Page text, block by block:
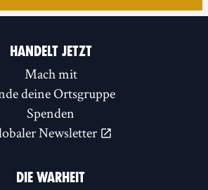
HANDELT JETZT
Mach mit
deine Ortsgruppe
Spenden
Newsletter
DIE WARHEIT